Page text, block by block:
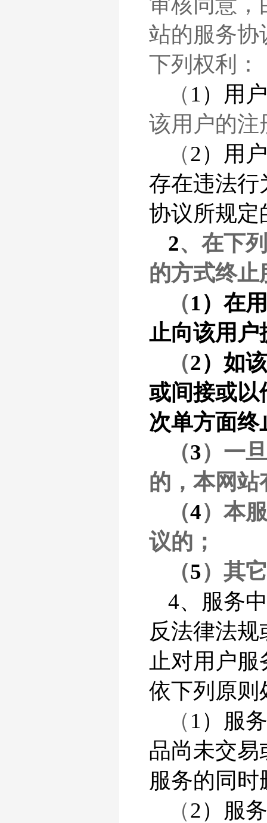
站的服务协
下列权利：
（ 1）用
该用户的注
（2）用
存在违法行
协议所规定
2、在下
的方式终止
（1）在
止向该用户
（2）如
或间接或以
次单方面终
（3）一
的，本网
（4）本
议的；
（5）其
4、服务
反法律法
止对用户
依下列原则
（ 1）服
品尚未交易
服务的同
（2）服